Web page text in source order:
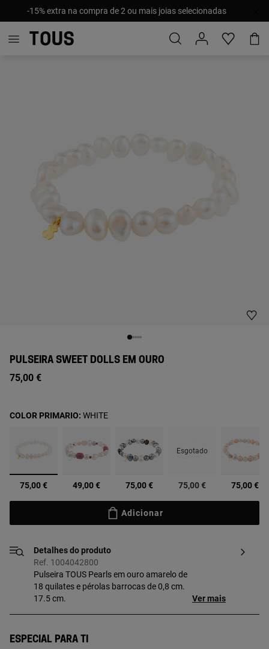
-15% extra na compra de 2 ou mais joias selecionadas
PULSEIRA SWEET DOLLS EM OURO
75,00 €
selecionado
75,00 € 49,00 € 75,00 €
Esgotado
75,00 € 75,00 €
COLOR PRIMARIO: WHITE
Adicionar
Detalhes do produto
Ref. 1004042800
Pulseira TOUS Pearls em ouro amarelo de
18 quilates e pérolas barrocas de 0,8 cm.
17.5 cm.
Ver mais
Especial para ti